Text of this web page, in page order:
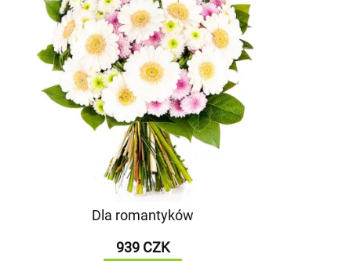
Dla romantyków
939 CZK